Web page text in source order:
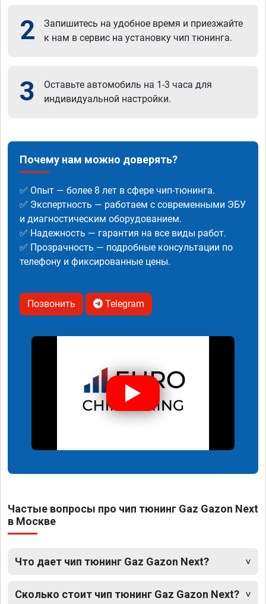
2
Запишитесь на удобное время и приезжайте
к нам в сервис на установку чип тюнинга.
3
Оставьте автомобиль на 1-3 часа для
индивидуальной настройки.
Почему нам можно доверять?
✅ Опыт — более 8 лет в сфере чип-тюнинга.
✅ Экспертность — работаем с современными ЭБУ
и диагностическим оборудованием.
✅ Надежность — гарантия на все виды работ.
✅ Прозрачность — подробные консультации по
телефону и фиксированные цены.
Позвонить Telegram
Частые вопросы про чип тюнинг Gaz Gazon Next
в Москве
Что дает чип тюнинг Gaz Gazon Next?
Сколько стоит чип тюнинг Gaz Gazon Next?